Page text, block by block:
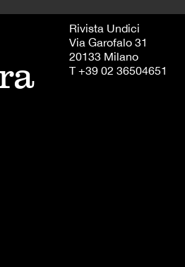
Rivista Undici
Via Garofalo 31
20133 Milano
T +39 02 36504651